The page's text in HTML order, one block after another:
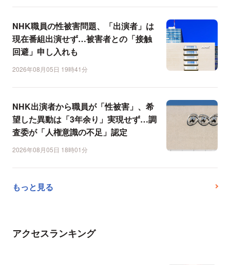
NHK職員の性被害問題、「出演者」は
現在番組出演せず…被害者との「接触
回避」申し入れも
2026年08月05日 19時41分
NHK出演者から職員が「性被害」、希
望した異動は「3年余り」実現せず…調
査委が「人権意識の不足」認定
2026年08月05日 18時01分
もっと見る
アクセスランキング